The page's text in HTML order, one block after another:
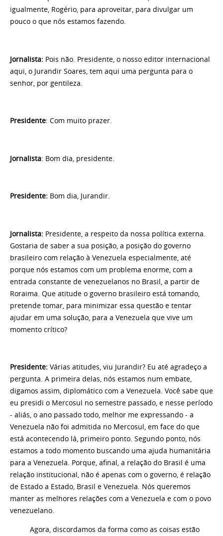
igualmente, Rogério, para aproveitar, para divulgar um
pouco o que nós estamos fazendo.
Jornalista: Pois não. Presidente, o nosso editor internacional
aqui, o Jurandir Soares, tem aqui uma pergunta para o
senhor, por gentileza.
Presidente: Com muito prazer.
Jornalista: Bom dia, presidente.
Presidente: Bom dia, Jurandir.
Jornalista: Presidente, a respeito da nossa política externa.
Gostaria de saber a sua posição, a posição do governo
brasileiro com relação à Venezuela especialmente, até
porque nós estamos com um problema enorme, com a
entrada constante de venezuelanos no Brasil, a partir de
Roraima. Que atitude o governo brasileiro está tomando,
pretende tomar, para minimizar essa questão e tentar
ajudar em uma solução, para a Venezuela que vive um
momento crítico?
Presidente: Várias atitudes, viu Jurandir? Eu até agradeço a
pergunta. A primeira delas, nós estamos num embate,
digamos assim, diplomático com a Venezuela. Você sabe que
eu presidi o Mercosul no semestre passado, e nesse período
- aliás, o ano passado todo, melhor me expressando - a
Venezuela não foi admitida no Mercosul, em face do que
está acontecendo lá, primeiro ponto. Segundo ponto, nós
estamos a todo momento buscando uma ajuda humanitária
para a Venezuela. Porque, afinal, a relação do Brasil é uma
relação institucional, não é apenas com o governo, é relação
de Estado a Estado, Brasil e Venezuela. Nós queremos
manter as melhores relações com a Venezuela e com o povo
venezuelano.
Agora, discordamos da forma como as coisas estão